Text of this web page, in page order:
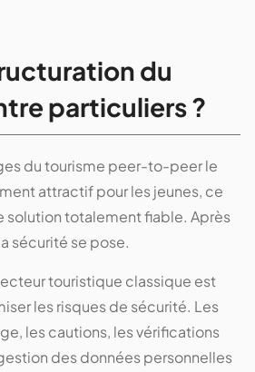
du
particuliers ?
du tourisme peer-to-peer le
attractif pour les jeunes, ce
solution totalement fiable. Après
sécurité se pose.
touristique classique est
les risques de sécurité. Les
les cautions, les vérifications
des données personnelles